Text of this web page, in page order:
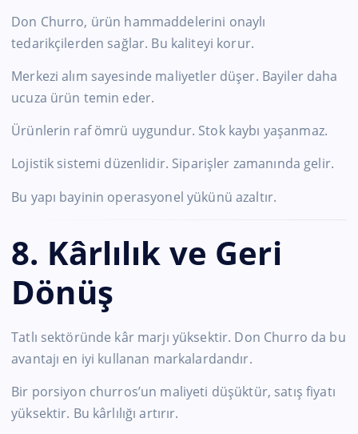
Don Churro, ürün hammaddelerini onaylı
tedarikçilerden sağlar. Bu kaliteyi korur.
Merkezi alım sayesinde maliyetler düşer. Bayiler daha
ucuza ürün temin eder.
Ürünlerin raf ömrü uygundur. Stok kaybı yaşanmaz.
Lojistik sistemi düzenlidir. Siparişler zamanında gelir.
Bu yapı bayinin operasyonel yükünü azaltır.
8. Kârlılık ve Geri
Dönüş
Tatlı sektöründe kâr marjı yüksektir. Don Churro da bu
avantajı en iyi kullanan markalardandır.
Bir porsiyon churros’un maliyeti düşüktür, satış fiyatı
yüksektir. Bu kârlılığı artırır.